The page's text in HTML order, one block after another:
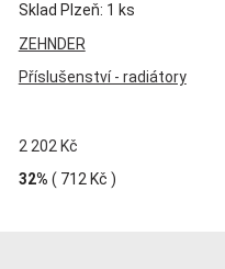
Sklad Plzeň: 1 ks
ZEHNDER
Příslušenství - radiátory
2 202 Kč
32% ( 712 Kč )